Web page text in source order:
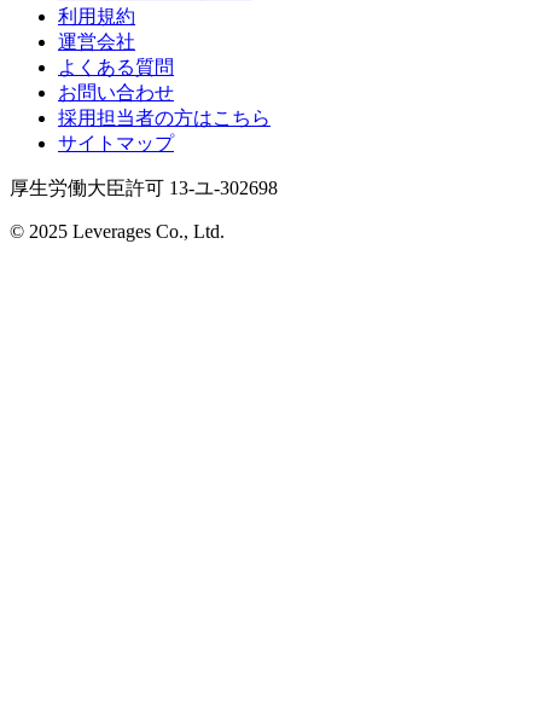
利用規約
運営会社
よくある質問
お問い合わせ
採用担当者の方はこちら
サイトマップ
厚生労働大臣許可 13-ユ-302698
© 2025 Leverages Co., Ltd.